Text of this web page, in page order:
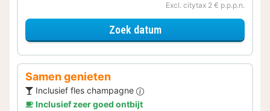
Excl. citytax 2 € p.p.p.n.
Zoek datumvoor Comfort Double
Samen genieten
Inclusief fles champagne
Inclusief zeer goed ontbijt